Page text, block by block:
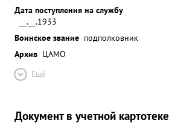
Дата поступления на службу
__.__.1933
Воинское звание подполковник
Архив ЦАМО
Ещё
Документ в учетной картотеке